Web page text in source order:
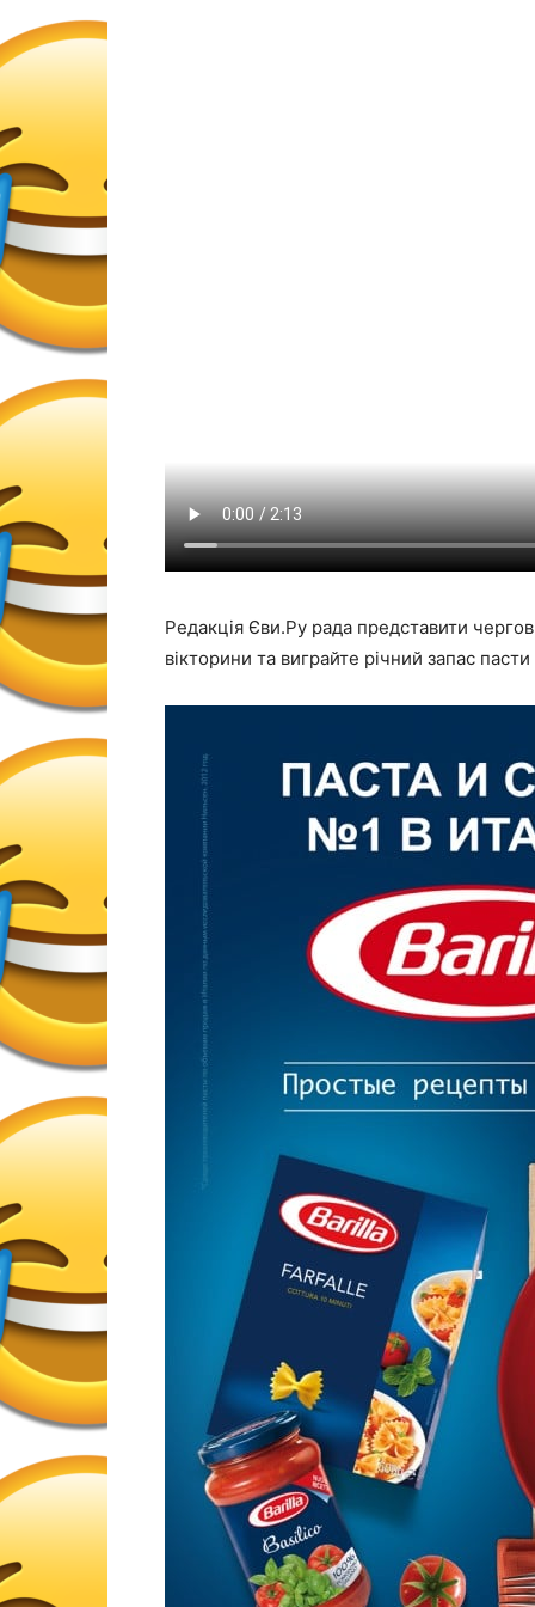
Редакція Єви.Ру рада представити
вікторини та виграйте річний запас